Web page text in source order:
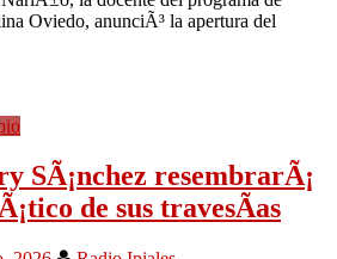
Oviedo, anunciÃ³ la apertura del
SÃ¡nchez resembrarÃ¡
de sus travesÃ­as